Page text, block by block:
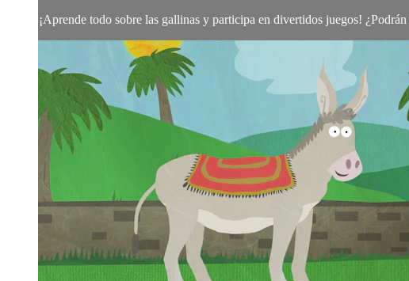
¡Aprende todo sobre las gallinas y participa en divertidos juegos!